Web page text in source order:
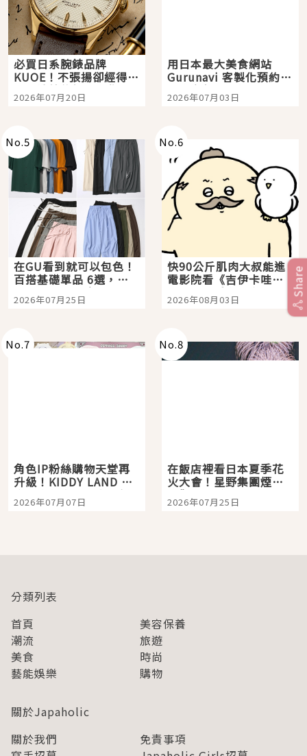
必買日系腕錶品牌
KUOE！不張揚卻經得起
時間洗鍊的經典之作五
選
2026年07月20日
用日本最大美食網站
Gurunavi 客製化預約九
大都市餐廳，打造專屬
美食體驗！
2026年07月03日
No.5
在GU看到就可以包色！
百搭基礎單品 6選，閉
眼全收也不心疼
2026年07月25日
No.6
快90公斤肌肉大叔能進
電影院看《吉伊卡哇》
嗎？日本重金屬樂團
「打首」會長與nagano
2026年08月03日
No.7
角色IP粉絲購物天堂再
升級！KIDDY LAND 原
宿店吉伊卡哇迎客，新
開幕 OMOKADO 店3分
2026年07月07日
No.8
在飯店裡看日本夏季花
火大會！星野集團煙火
景觀飯店6選，讓你不用
人擠人悠閒欣賞
2026年07月25日
Share
分類列表
首頁
美容保養
潮流
旅遊
美食
時尚
藝能娛樂
購物
關於Japaholic
關於我們
免責事項